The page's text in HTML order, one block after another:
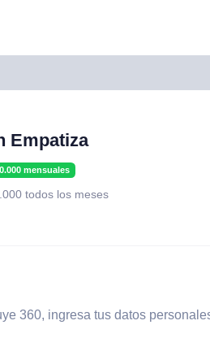
Empatiza
mensuales
todos los meses
360, ingresa tus datos